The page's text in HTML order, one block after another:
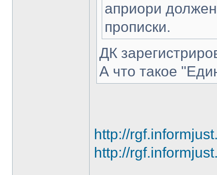
априори
прописки.
ДК
А что такое
http://
http://